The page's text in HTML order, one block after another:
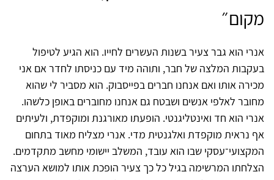
מקום״
אנרי הוא גבר צעיר בשנות העשרים לחייו. הוא הגיע לטיפול
בעקבות המלצה של חבר, ותוהה מיד עם כניסתו לחדר אם אני
מכירה אותו ואם אנחנו חברים בפייסבוק. הוא מסביר לי שהוא
מחובר לאלפי אנשים ושבטח גם אנחנו מחוברים באופן כלשהו.
אנרי הוא חד ואינטליגנטי. הופעתו מאורגנת ומוקפדת, ולעיתים
אף נראית מוקפדת ואלגנטית מדי. אנרי מצליח מאוד בתחום
המקצועי־עסקי שבו הוא עובד, המשלב יישומי מחשב מתקדמים.
הצלחתו המרשימה בגיל כל כך צעיר הופכת אותו למושא הערצה